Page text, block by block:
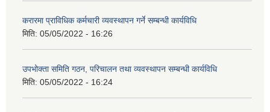
करारमा प्राविधिक कर्मचारी व्यवस्थापन गर्ने सम्बन्धी कार्यविधि
मिति: 05/05/2022 - 16:26
उपभोक्ता समिति गठन, परिचालन तथा व्यवस्थापन सम्बन्धी कार्यविधि
मिति: 05/05/2022 - 16:24